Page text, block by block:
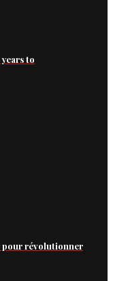
to
pour révolutionner